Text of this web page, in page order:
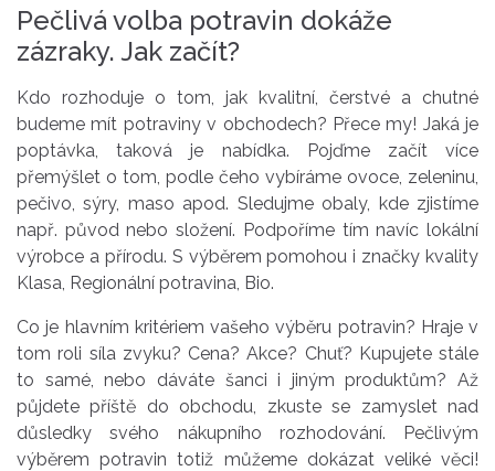
Pečlivá volba potravin dokáže
zázraky. Jak začít?
Kdo rozhoduje o tom, jak kvalitní, čerstvé a chutné
budeme mít potraviny v obchodech? Přece my! Jaká je
poptávka, taková je nabídka. Pojďme začít více
přemýšlet o tom, podle čeho vybíráme ovoce, zeleninu,
pečivo, sýry, maso apod. Sledujme obaly, kde zjistíme
např. původ nebo složení. Podpoříme tím navíc lokální
výrobce a přírodu. S výběrem pomohou i značky kvality
Klasa, Regionální potravina, Bio.
Co je hlavním kritériem vašeho výběru potravin? Hraje v
tom roli síla zvyku? Cena? Akce? Chuť? Kupujete stále
to samé, nebo dáváte šanci i jiným produktům? Až
půjdete příště do obchodu, zkuste se zamyslet nad
důsledky svého nákupního rozhodování. Pečlivým
výběrem potravin totiž můžeme dokázat veliké věci!